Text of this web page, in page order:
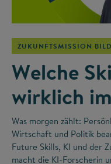
ZUKUNFTSMISSION
Welche
wirklich
Was morgen zählt:
Wirtschaft und Politik
Future Skills, KI und der
macht die KI-Forscherin